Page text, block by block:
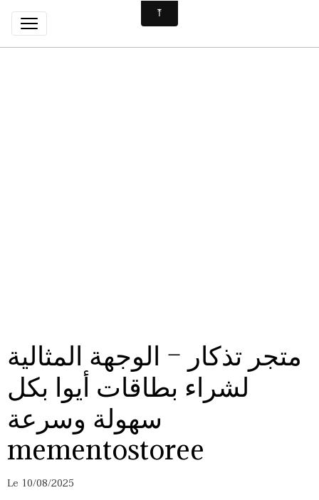
متجر تذكار – الوجهة المثالية
لشراء بطاقات أيوا بكل
سهولة وسرعة
mementostoree
Le 10/08/2025